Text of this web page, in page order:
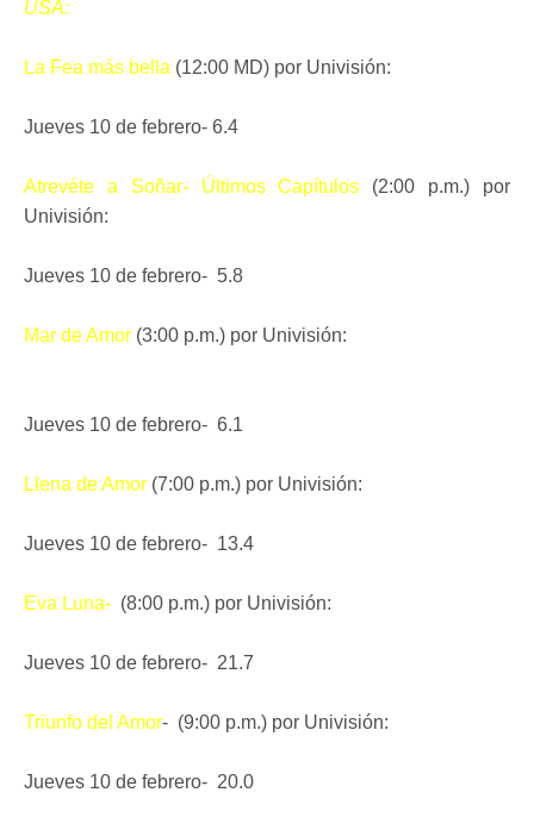
USA:
La Fea más bella (12:00 MD) por Univisión:
Jueves 10 de febrero- 6.4
Atrevéte a Soñar- Últimos Capítulos (2:00 p.m.) por
Univisión:
Jueves 10 de febrero- 5.8
Mar de Amor (3:00 p.m.) por Univisión:
Jueves 10 de febrero- 6.1
Llena de Amor (7:00 p.m.) por Univisión:
Jueves 10 de febrero- 13.4
Eva Luna- (8:00 p.m.) por Univisión:
Jueves 10 de febrero- 21.7
Triunfo del Amor- (9:00 p.m.) por Univisión:
Jueves 10 de febrero- 20.0